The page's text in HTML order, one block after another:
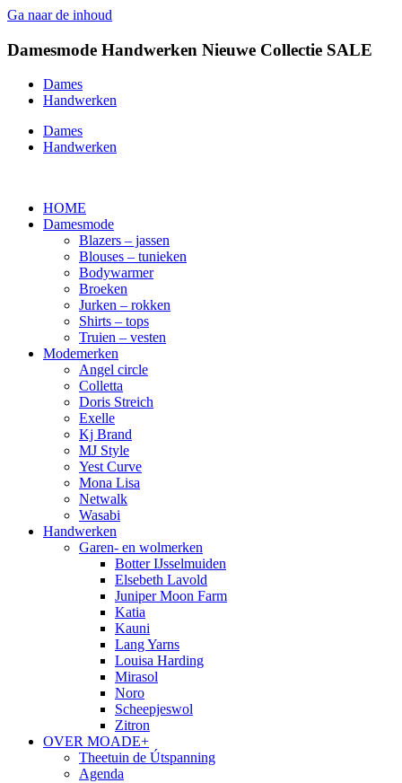
Ga naar de inhoud
Damesmode Handwerken Nieuwe Collectie SALE
Dames
Handwerken
Dames
Handwerken
HOME
Damesmode
Blazers – jassen
Blouses – tunieken
Bodywarmer
Broeken
Jurken – rokken
Shirts – tops
Truien – vesten
Modemerken
Angel circle
Colletta
Doris Streich
Exelle
Kj Brand
MJ Style
Yest Curve
Mona Lisa
Netwalk
Wasabi
Handwerken
Garen- en wolmerken
Botter IJsselmuiden
Elsebeth Lavold
Juniper Moon Farm
Katia
Kauni
Lang Yarns
Louisa Harding
Mirasol
Noro
Scheepjeswol
Zitron
OVER MOADE+
Theetuin de Útspanning
Agenda